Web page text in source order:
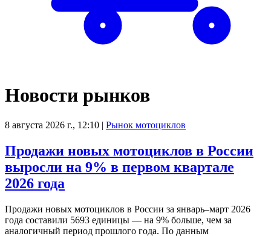
Новости рынков
8 августа 2026 г., 12:10 | Рынок мотоциклов
Продажи новых мотоциклов в России
выросли на 9% в первом квартале
2026 года
Продажи новых мотоциклов в России за январь–март 2026
года составили 5693 единицы — на 9% больше, чем за
аналогичный период прошлого года. По данным